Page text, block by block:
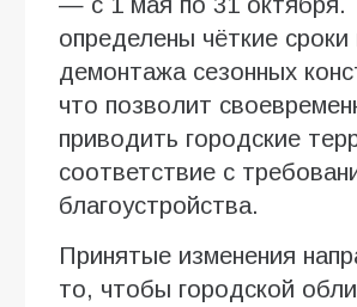
определены чёткие
демонтажа сезонных
что позволит
приводить городские
соответствие с
благоустройства.
Принятые изменения
то, чтобы городской